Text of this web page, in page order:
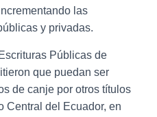
las
y privadas.
Públicas de
que puedan ser
de canje por otros títulos
Central del Ecuador, en